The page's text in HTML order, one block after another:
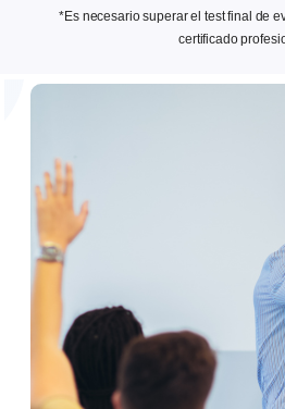
*Es necesario superar el test final de
certificado